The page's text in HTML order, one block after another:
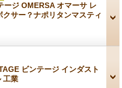
ージ OMERSA オマーサ レ
クサー？ナポリタンマスティ
ビンテージ インダスト
工業